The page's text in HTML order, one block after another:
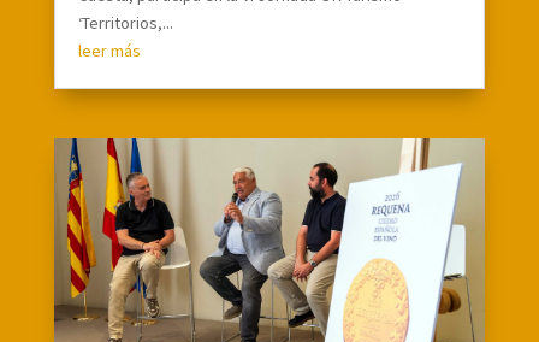
‘Territorios,...
leer más